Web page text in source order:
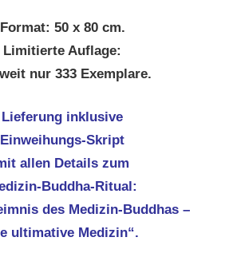
Format: 50 x 80 cm.
Limitierte Auflage:
nur 333 Exemplare.
Lieferung inklusive
Einweihungs-Skript
allen Details zum
Buddha-Ritual:
des Medizin-Buddhas –
ultimative Medizin“.